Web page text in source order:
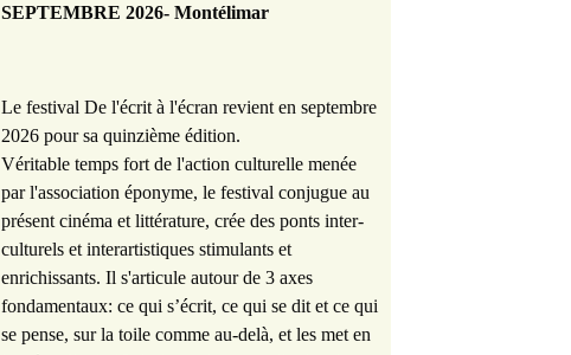
SEPTEMBRE 2026- Montélimar
Le festival De l'écrit à l'écran revient en septembre
2026 pour sa quinzième édition.
Véritable temps fort de l'action culturelle menée
par l'association éponyme, le festival conjugue au
présent cinéma et littérature, crée des ponts inter-
culturels et interartistiques stimulants et
enrichissants. Il s'articule autour de 3 axes
fondamentaux: ce qui s’écrit, ce qui se dit et ce qui
se pense, sur la toile comme au-delà, et les met en